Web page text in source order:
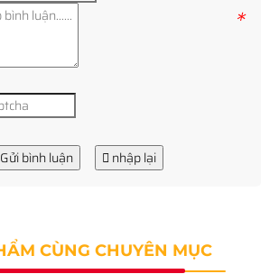
*
Gửi bình luận nhập lại
CÙNG CHUYÊN MỤC